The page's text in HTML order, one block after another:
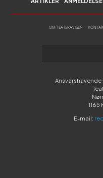
OM TEATERAVISEN
Ansvarshavende
1165
E-mail: